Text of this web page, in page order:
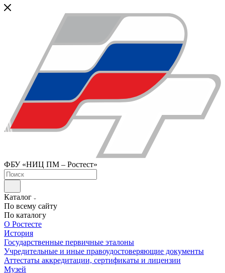
ФБУ «НИЦ ПМ – Ростест»
Каталог
По всему сайту
По каталогу
О Ростесте
История
Государственные первичные эталоны
Учредительные и иные правоудостоверяющие документы
Аттестаты аккредитации, сертификаты и лицензии
Музей